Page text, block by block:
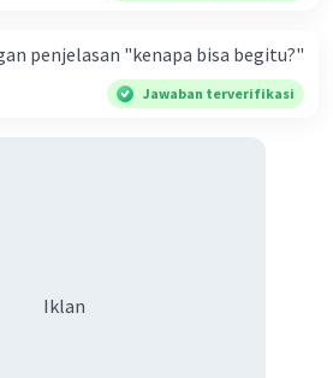
penjelasan "kenapa bisa begitu?"
Jawaban terverifikasi
Iklan